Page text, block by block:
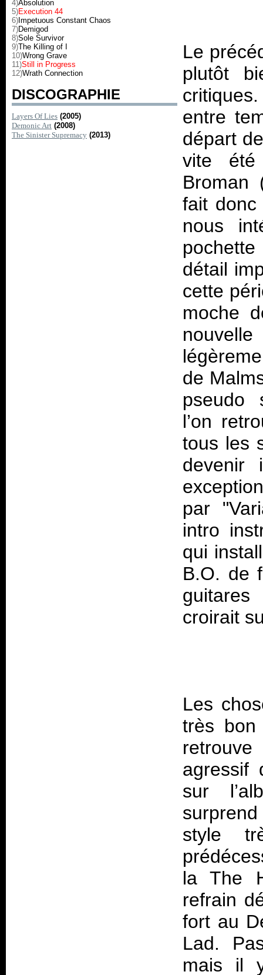
4)Absolution
5)Execution 44
6) Impetuous Constant Chaos
7)Demigod
8)Sole Survivor
9)The Killing of I
10)Wrong Grave
11)Still in Progress
12)Wrath Connection
DISCOGRAPHIE
Layers Of Lies (2005)
Demonic Art (2008)
The Sinister Supremacy (2013)
Le
plutôt
entre
départ
vite été
Broman
fait
nous
détail
cette
moche
de
pseudo
l’on
tous les
devenir
par
intro
qui
B.O. de
Les
très bon
agressif
sur
style
la The
refrain
fort au
Lad.
mais il